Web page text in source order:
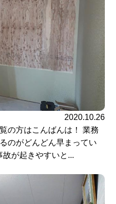
2020.10.26
の方はこんばんは！ 業務
のがどんどん早まってい
故が起きやすいと...